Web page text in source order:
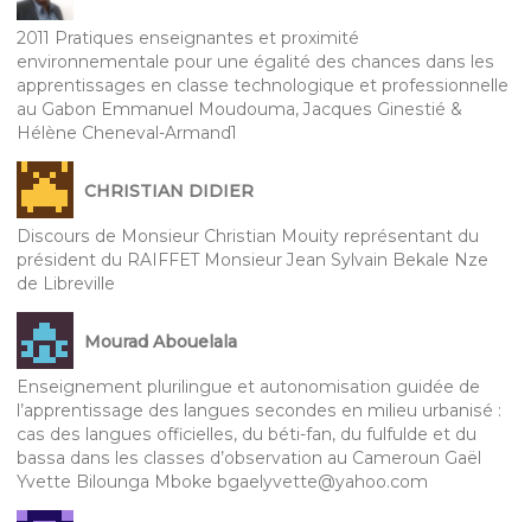
2011 Pratiques enseignantes et proximité
environnementale pour une égalité des chances dans les
apprentissages en classe technologique et professionnelle
au Gabon Emmanuel Moudouma, Jacques Ginestié &
Hélène Cheneval-Armand1
CHRISTIAN DIDIER
Discours de Monsieur Christian Mouity représentant du
président du RAIFFET Monsieur Jean Sylvain Bekale Nze
de Libreville
Mourad Abouelala
Enseignement plurilingue et autonomisation guidée de
l’apprentissage des langues secondes en milieu urbanisé :
cas des langues officielles, du béti-fan, du fulfulde et du
bassa dans les classes d’observation au Cameroun Gaël
Yvette Bilounga Mboke bgaelyvette@yahoo.com